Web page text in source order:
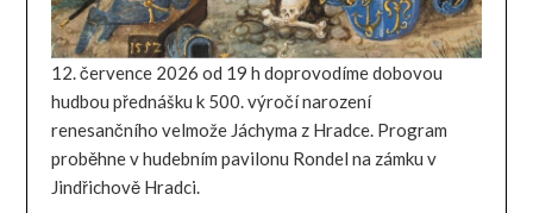
12. července 2026 od 19 h doprovodíme dobovou
hudbou přednášku k 500. výročí narození
renesančního velmože Jáchyma z Hradce. Program
proběhne v hudebním pavilonu Rondel na zámku v
Jindřichově Hradci.